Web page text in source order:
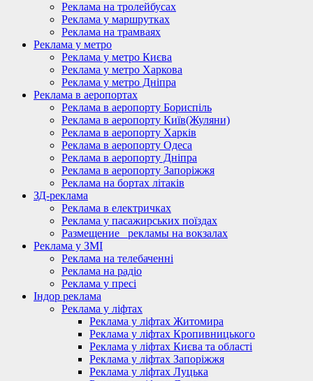
Реклама на тролейбусах
Реклама у маршрутках
Реклама на трамваях
Реклама у метро
Реклама у метро Києва
Реклама у метро Харкова
Реклама у метро Дніпра
Реклама в аеропортах
Реклама в аеропорту Бориспіль
Реклама в аеропорту Київ(Жуляни)
Реклама в аеропорту Харків
Реклама в аеропорту Одеса
Реклама в аеропорту Дніпра
Реклама в аеропорту Запоріжжя
Реклама на бортах літаків
ЗД-реклама
Реклама в електричках
Реклама у пасажирських поїздах
Размещение_ рекламы на вокзалах
Реклама у ЗМІ
Реклама на телебаченні
Реклама на радіо
Реклама у пресі
Індор реклама
Реклама у ліфтах
Реклама у ліфтах Житомира
Реклама у ліфтах Кропивницького
Реклама у ліфтах Києва та області
Реклама у ліфтах Запоріжжя
Реклама у ліфтах Луцька